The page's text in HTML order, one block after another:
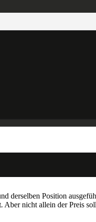
derselben Position
Aber nicht allein der Preis